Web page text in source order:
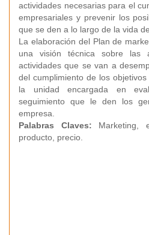
actividades necesarias para el
empresariales y prevenir los
que se den a lo largo de la vida
La elaboración del Plan de
una visión técnica sobre las
actividades que se van a
del cumplimiento de los
la unidad encargada en
seguimiento que le den los
empresa.
Palabras Claves: Marketing,
producto, precio.